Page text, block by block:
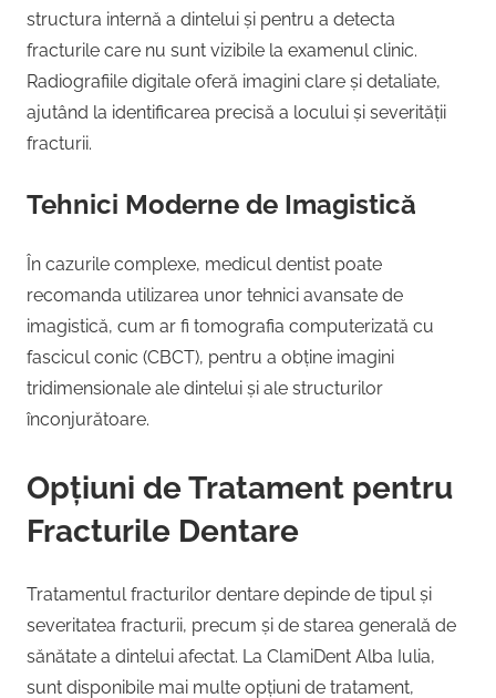
structura internă a dintelui și pentru a detecta
fracturile care nu sunt vizibile la examenul clinic.
Radiografiile digitale oferă imagini clare și detaliate,
ajutând la identificarea precisă a locului și severității
fracturii.
Tehnici Moderne de Imagistică
În cazurile complexe, medicul dentist poate
recomanda utilizarea unor tehnici avansate de
imagistică, cum ar fi tomografia computerizată cu
fascicul conic (CBCT), pentru a obține imagini
tridimensionale ale dintelui și ale structurilor
înconjurătoare.
Opțiuni de Tratament pentru
Fracturile Dentare
Tratamentul fracturilor dentare depinde de tipul și
severitatea fracturii, precum și de starea generală de
sănătate a dintelui afectat. La ClamiDent Alba Iulia,
sunt disponibile mai multe opțiuni de tratament,